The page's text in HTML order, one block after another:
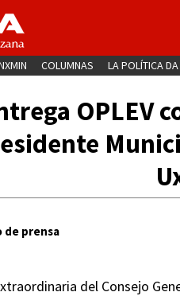
COLUMNAS LA POLÍTICA
OPLEV
de prensa
del Consejo